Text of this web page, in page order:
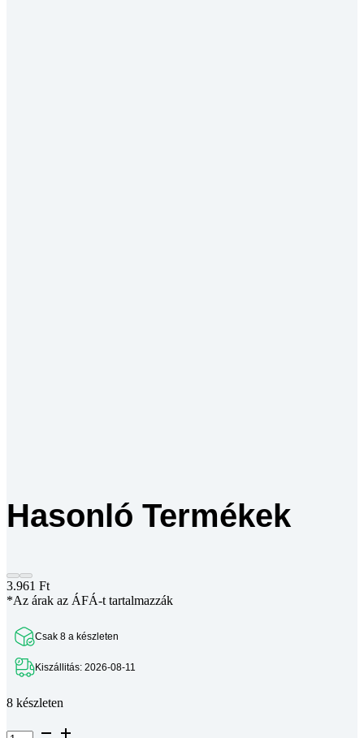
Hasonló Termékek
3.961 Ft
*Az árak az ÁFÁ-t tartalmazzák
Csak 8 a készleten
Kiszállitás: 2026-08-11
8 készleten
Solar